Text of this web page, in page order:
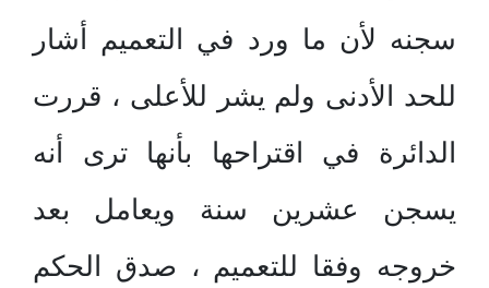
سجنه لأن ما ورد في التعميم أشار
للحد الأدنى ولم يشر للأعلى ، قررت
الدائرة في اقتراحها بأنها ترى أنه
يسجن عشرين سنة ويعامل بعد
خروجه وفقا للتعميم ، صدق الحكم